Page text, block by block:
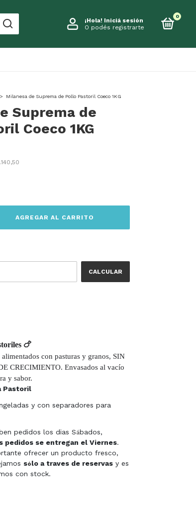
¡Hola! Iniciá sesión
O podés registrarte
0
> Milanesa de Suprema de Pollo Pastoril Coeco 1KG
Suprema de
Coeco 1KG
CALCULAR
🍗
con pasturas y granos, SIN
CRECIMIENTO. Envasados al vacío
y sabor.
Pastoril
y con separadores para
pedidos los dias Sábados,
pedidos se entregan el Viernes.
ofrecer un producto fresco,
sólo a traves de reservas y es
con stock.